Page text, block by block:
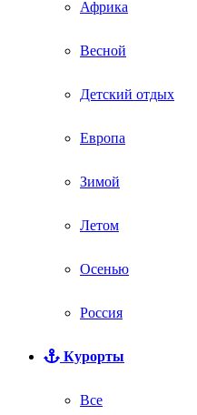
Африка
Весной
Детский отдых
Европа
Зимой
Летом
Осенью
Россия
Курорты
Все